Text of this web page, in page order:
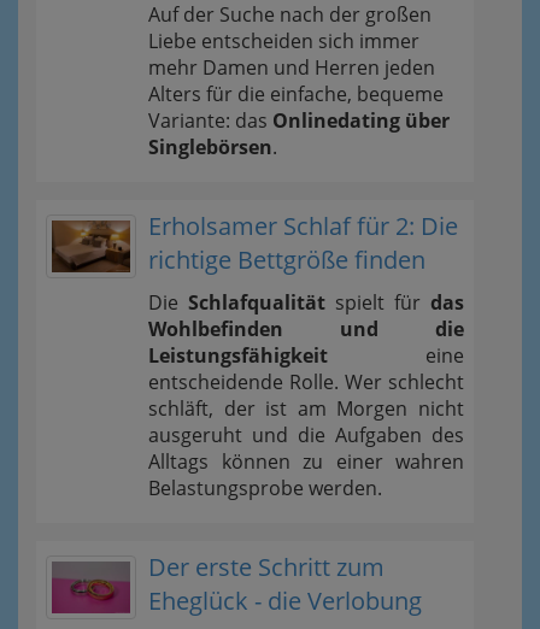
Auf der Suche nach der großen
Liebe entscheiden sich immer
mehr Damen und Herren jeden
Alters für die einfache, bequeme
Variante: das Onlinedating über
Singlebörsen.
Erholsamer Schlaf für 2: Die
richtige Bettgröße finden
Die Schlafqualität spielt für das
Wohlbefinden und die
Leistungsfähigkeit eine
entscheidende Rolle. Wer schlecht
schläft, der ist am Morgen nicht
ausgeruht und die Aufgaben des
Alltags können zu einer wahren
Belastungsprobe werden.
Der erste Schritt zum
Eheglück - die Verlobung